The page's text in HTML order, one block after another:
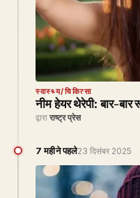
स्वास्थ्य/चिकित्सा
नीम हेयर थेरेपी: बार-
द्वारा राष्ट्र प्रेस
7 महीने पहले23 दिसंबर 2025